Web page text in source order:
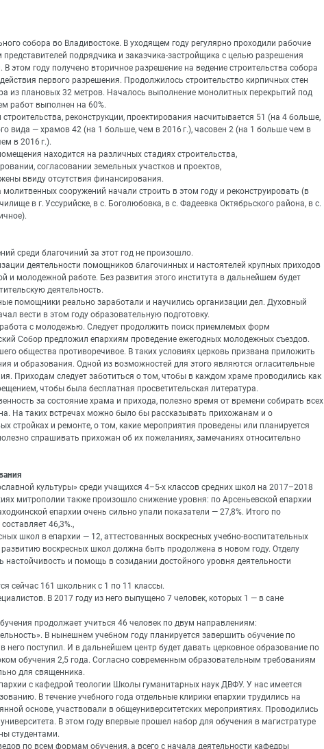
собора во Владивостоке. В уходящем году регулярно проходили рабочие
подрядчика и заказчика-застройщика с целью разрешения
этом году получено вторичное разрешение на ведение строительства собора
первого разрешения. Продолжилось строительство кирпичных стен
из плановых 32 метров. Началось выполнение монолитных перекрытий под
работ выполнен на 60%.
реконструкции, проектирования насчитывается 51 (на 4 больше,
вида — храмов 42 (на 1 больше, чем в 2016 г.), часовен 2 (на 1 больше чем в
в 2016 г.).
находится на различных стадиях строительства,
согласовании земельных участков и проектов,
ввиду отсутствия финансирования.
сооружений начали строить в этом году и реконструировать (в
в г. Уссурийске, в с. Боголюбовка, в с. Фадеевка Октябрьского района, в с.
среди благочиний за этот год не произошло.
деятельности помощников благочинных и настоятелей крупных приходов
и молодежной работе. Без развития этого института в дальнейшем будет
деятельность.
помощники реально заработали и научились организации дел. Духовный
вести в этом году образовательную подготовку.
с молодежью. Следует продолжить поиск приемлемых форм
Собор предложил епархиям проведение ежегодных молодежных съездов.
общества противоречивое. В таких условиях церковь призвана приложить
и образования. Одной из возможностей для этого являются огласительные
Приходам следует заботиться о том, чтобы в каждом храме проводились как
чтобы была бесплатная просветительская литература.
за состояние храма и прихода, полезно время от времени собирать всех
На таких встречах можно было бы рассказывать прихожанам и о
стройках и ремонте, о том, какие мероприятия проведены или планируется
спрашивать прихожан об их пожеланиях, замечаниях относительно
культуры» среди учащихся 4–5-х классов средних школ на 2017–2018
митрополии также произошло снижение уровня: по Арсеньевской епархии
епархии очень сильно упали показатели — 27,8%. Итого по
46,3%.,
школ в епархии — 12, аттестованных воскресных учебно-воспитательных
развитию воскресных школ должна быть продолжена в новом году. Отделу
настойчивость и помощь в созидании достойного уровня деятельности
сейчас 161 школьник с 1 по 11 классы.
В 2017 году из него выпущено 7 человек, которых 1 — в сане
продолжает учиться 46 человек по двум направлениям:
В нынешнем учебном году планируется завершить обучение по
него поступил. И в дальнейшем центр будет давать церковное образование по
обучения 2,5 года. Согласно современным образовательным требованиям
для священника.
с кафедрой теологии Школы гуманитарных наук ДВФУ. У нас имеется
В течение учебного года отдельные клирики епархии трудились на
основе, участвовали в общеуниверситетских мероприятиях. Проводились
В этом году впервые прошел набор для обучения в магистратуре
студентами.
по всем формам обучения, а всего с начала деятельности кафедры